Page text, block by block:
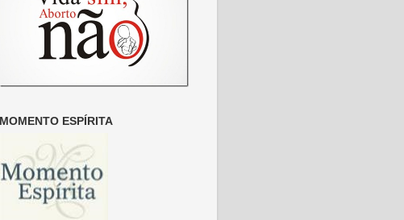
MOMENTO ESPÍRITA